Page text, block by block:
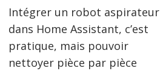
Intégrer un robot aspirateur
dans Home Assistant, c’est
pratique, mais pouvoir
nettoyer pièce par pièce